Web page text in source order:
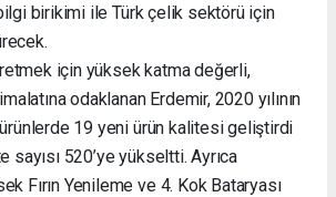
birikimi ile Türk çelik sektörü için
için yüksek katma değerli,
odaklanan Erdemir, 2020 yılının
ürünlerde 19 yeni ürün kalitesi geliştirdi
sayısı 520’ye yükseltti. Ayrıca
Fırın Yenileme ve 4. Kok Bataryası